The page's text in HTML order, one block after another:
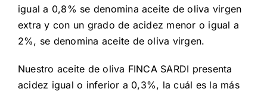
igual a 0,8% se denomina aceite de oliva virgen
extra y con un grado de acidez menor o igual a
2%, se denomina aceite de oliva virgen.
Nuestro aceite de oliva FINCA SARDI presenta
acidez igual o inferior a 0,3%, la cuál es la más